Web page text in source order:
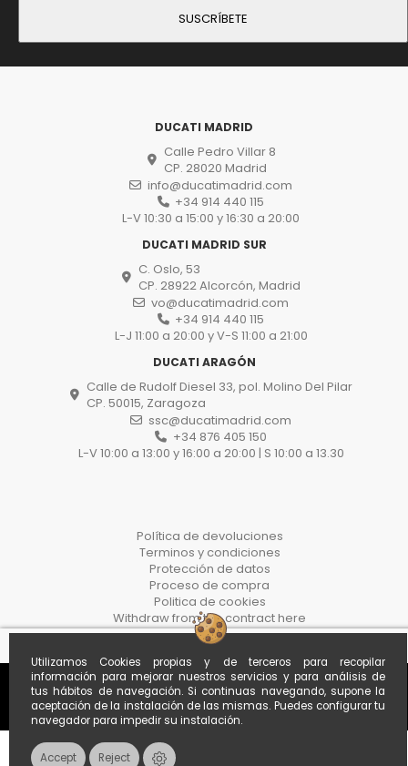
Utilizamos Cookies propias y de terceros para recopilar
información para mejorar nuestros servicios y para análisis de
tus hábitos de navegación. Si continuas navegando, supone la
aceptación de la instalación de las mismas. Puedes configurar tu
navegador para impedir su instalación.
Accept Reject
DUCATI MADRID
Calle Pedro Villar 8
CP. 28020 Madrid
info@ducatimadrid.com
+34 914 440 115
L-V 10:30 a 15:00 y 16:30 a 20:00
DUCATI MADRID SUR
C. Oslo, 53
CP. 28922 Alcorcón, Madrid
vo@ducatimadrid.com
+34 914 440 115
L-J 11:00 a 20:00 y V-S 11:00 a 21:00
DUCATI ARAGÓN
Calle de Rudolf Diesel 33, pol. Molino Del Pilar
CP. 50015, Zaragoza
ssc@ducatimadrid.com
+34 876 405 150
L-V 10:00 a 13:00 y 16:00 a 20:00 | S 10:00 a 13.30
Política de devoluciones
Terminos y condiciones
Protección de datos
Proceso de compra
Politica de cookies
Withdraw from the contract here